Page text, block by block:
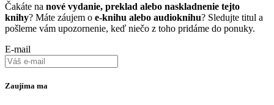
Čakáte na nové vydanie, preklad alebo naskladnenie tejto
knihy? Máte záujem o e-knihu alebo audioknihu? Sledujte titul a
pošleme vám upozornenie, keď niečo z toho pridáme do ponuky.
E-mail
Zaujíma ma